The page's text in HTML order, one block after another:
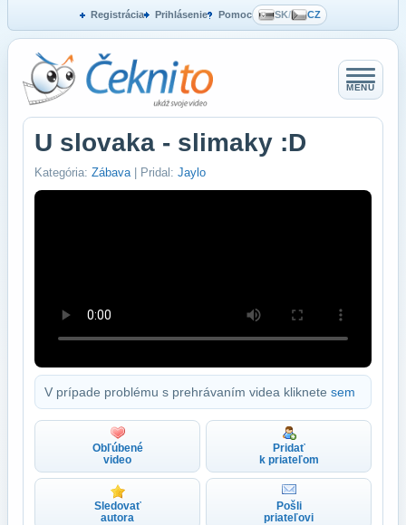
Registrácia Prihlásenie Pomoc SK/ CZ
MENU
U slovaka - slimaky :D
Kategória: Zábava | Pridal: Jaylo
V prípade problému s prehrávaním videa kliknete sem
Obľúbené
video
Pridať
k priateľom
Sledovať
autora
Pošli
priateľovi